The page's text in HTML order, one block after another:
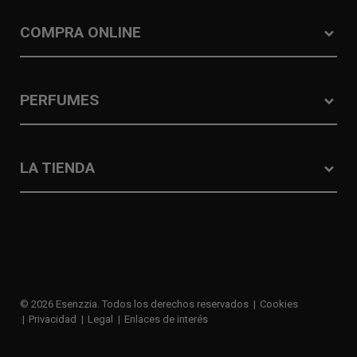
COMPRA ONLINE
PERFUMES
LA TIENDA
© 2026 Esenzzia. Todos los derechos reservados
Cookies
Privacidad
Legal Enlaces de interés